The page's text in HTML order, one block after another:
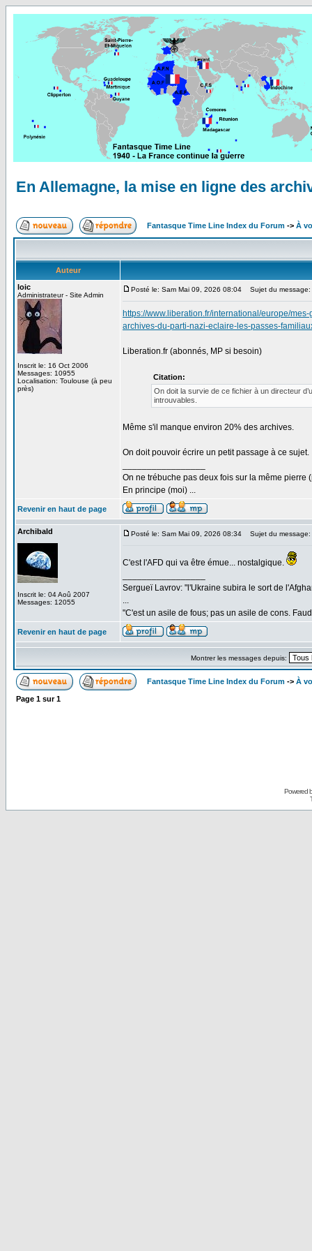
En Allemagne, la mise en ligne des
Fantasque Time Line Index du Forum -> À
Auteur
loic
Administrateur - Site Admin
Inscrit le: 16 Oct 2006
Messages: 10955
Localisation: Toulouse (à peu
près)
Posté le: Sam Mai 09, 2026 08:04 Sujet du message:
https://www.liberation.fr/international/europe/
archives-du-parti-nazi-eclaire-les-passes-
Liberation.fr (abonnés, MP si besoin)
Citation:
On doit la survie de ce fichier à un directeur
introuvables.
Même s'il manque environ 20% des archives.
On doit pouvoir écrire un petit passage à ce sujet.
On ne trébuche pas deux fois sur la même pierre
En principe (moi) ...
Revenir en haut de page
Archibald
Inscrit le: 04 Aoû 2007
Messages: 12055
Posté le: Sam Mai 09, 2026 08:34 Sujet du message:
C'est l'AFD qui va être émue... nostalgique.
Sergueï Lavrov: "l'Ukraine subira le sort de
...
"C'est un asile de fous; pas un asile de cons.
Revenir en haut de page
Montrer les messages depuis:
Fantasque Time Line Index du Forum -> À
Page 1 sur1
Powered